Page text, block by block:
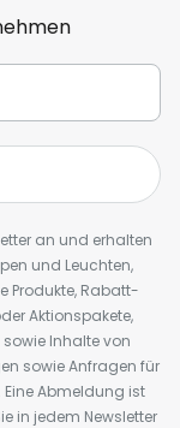
an und erhalten
und Leuchten,
Produkte, Rabatt-
Aktionspakete,
Inhalte von
sowie Anfragen für
Abmeldung ist
in jedem Newsletter